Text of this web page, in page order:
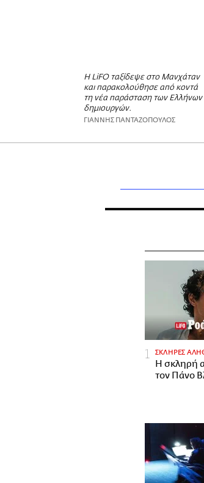
Η LiFO ταξίδεψε στο Μανχάταν
και παρακολούθησε από κοντά
τη νέα παράσταση των Ελλήνων
δημιουργών.
ΓΙΑΝΝΗΣ ΠΑΝΤΑΖΟΠΟΥΛΟΣ
ΣΚΛΗΡΕΣ
H σκληρή
τον Πάνο